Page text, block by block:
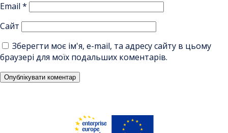
Email *
Сайт
Зберегти моє ім'я, e-mail, та адресу сайту в цьому
браузері для моїх подальших коментарів.